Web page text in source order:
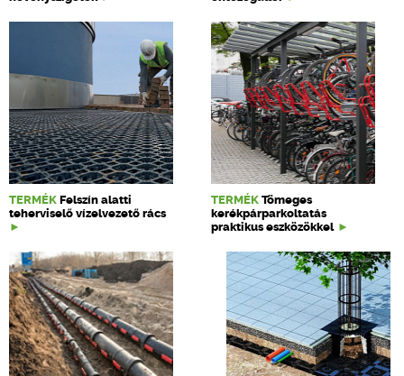
TERMÉK Felszín alatti
teherviselő vízelvezető rács
TERMÉK Tömeges
kerékpárparkoltatás
praktikus eszközökkel